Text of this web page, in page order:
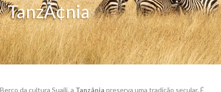
TanzÃ¢nia
Berço da cultura Suaíli, a Tanzânia preserva uma tradição secular. É